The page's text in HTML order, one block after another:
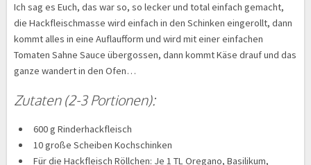
Ich sag es Euch, das war so, so lecker und total einfach gemacht,
die Hackfleischmasse wird einfach in den Schinken eingerollt, dann
kommt alles in eine Auflaufform und wird mit einer einfachen
Tomaten Sahne Sauce übergossen, dann kommt Käse drauf und das
ganze wandert in den Ofen…
Zutaten (2-3 Portionen):
600 g Rinderhackfleisch
10 große Scheiben Kochschinken
Für die Hackfleisch Röllchen: Je 1 TL Oregano, Basilikum,